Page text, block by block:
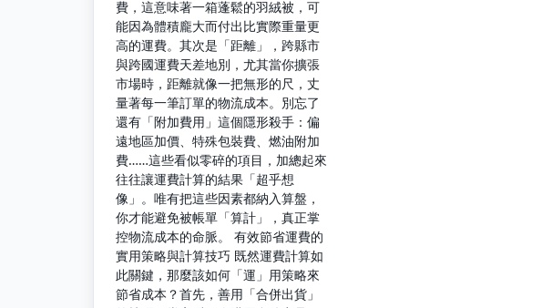
費，這意味著一箱蓬鬆的羽絨被，可
能因為體積龐大而付出比實際重量更
高的運費。其次是「距離」，跨縣市
與跨國運費天差地別，尤其當你擴張
市場時，距離就像一把無形的尺，丈
量著每一筆訂單的物流成本。別忘了
還有「附加費用」這個隱形殺手：偏
遠地區加價、特殊包裝費、燃油附加
費……這些看似零碎的項目，加總起來
往往讓運費計算的結果「超乎想
像」。唯有把這些因素都納入算盤，
你才能避免被帳單「算計」，真正掌
控物流成本的命脈。 有效節省運費的
實用策略與計算技巧 既然運費計算如
此關鍵，那麼該如何「運」用策略來
節省成本？首先，善用「合併出貨」